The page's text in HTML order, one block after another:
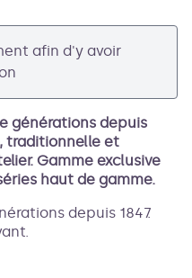
l'image en plein écran
afin d'y avoir
générations depuis
traditionnelle et
Gamme exclusive
haut de gamme.
depuis 1847.